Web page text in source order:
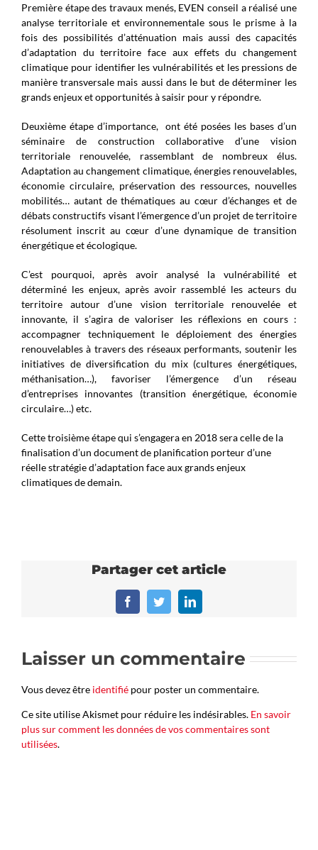
Première étape des travaux menés, EVEN conseil a réalisé une
analyse territoriale et environnementale sous le prisme à la
fois des possibilités d’atténuation mais aussi des capacités
d’adaptation du territoire face aux effets du changement
climatique pour identifier les vulnérabilités et les pressions de
manière transversale mais aussi dans le but de déterminer les
grands enjeux et opportunités à saisir pour y répondre.
Deuxième étape d’importance, ont été posées les bases d’un
séminaire de construction collaborative d’une vision
territoriale renouvelée, rassemblant de nombreux élus.
Adaptation au changement climatique, énergies renouvelables,
économie circulaire, préservation des ressources, nouvelles
mobilités… autant de thématiques au cœur d’échanges et de
débats constructifs visant l’émergence d’un projet de territoire
résolument inscrit au cœur d’une dynamique de transition
énergétique et écologique.
C’est pourquoi, après avoir analysé la vulnérabilité et
déterminé les enjeux, après avoir rassemblé les acteurs du
territoire autour d’une vision territoriale renouvelée et
innovante, il s’agira de valoriser les réflexions en cours :
accompagner techniquement le déploiement des énergies
renouvelables à travers des réseaux performants, soutenir les
initiatives de diversification du mix (cultures énergétiques,
méthanisation…), favoriser l’émergence d’un réseau
d’entreprises innovantes (transition énergétique, économie
circulaire…) etc.
Cette troisième étape qui s’engagera en 2018 sera celle de la
finalisation d’un document de planification porteur d’une
réelle stratégie d’adaptation face aux grands enjeux
climatiques de demain.
Partager cet article
FacebookTwitterLinkedIn
Laisser un commentaire
Vous devez être identifié pour poster un commentaire.
Ce site utilise Akismet pour réduire les indésirables. En savoir
plus sur comment les données de vos commentaires sont
utilisées.